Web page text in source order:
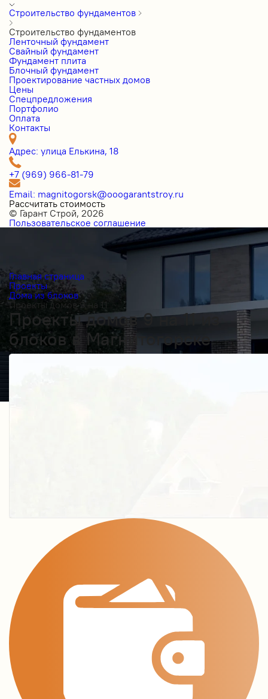
Строительство фундаментов
Строительство фундаментов
Ленточный фундамент
Свайный фундамент
Фундамент плита
Блочный фундамент
Проектирование частных домов
Цены
Cпецпредложения
Портфолио
Оплата
Контакты
Адрес: улица Елькина, 18
+7 (969) 966-81-79
Email: magnitogorsk@ooogarantstroy.ru
Рассчитать стоимость
© Гарант Строй, 2026
Пользовательское соглашение
Главная страница
Проекты
Дома из блоков
Проекты домов 9 на 11
Проекты домов 9 на 11 из
блоков в Магнитогорске
Получить косультацию